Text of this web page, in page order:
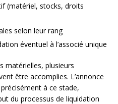
(matériel, stocks, droits
selon leur rang
éventuel à l’associé unique
matérielles, plusieurs
être accomplies. L’annonce
à ce stade,
du processus de liquidation